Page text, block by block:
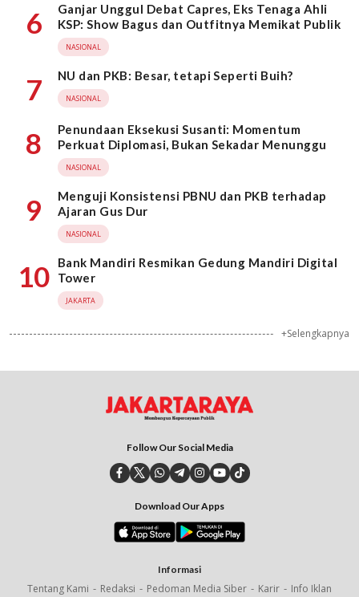
6
Ganjar Unggul Debat Capres, Eks Tenaga Ahli
KSP: Show Bagus dan Outfitnya Memikat Publik
NASIONAL
7 NU dan PKB: Besar, tetapi Seperti Buih?
NASIONAL
8
Penundaan Eksekusi Susanti: Momentum
Perkuat Diplomasi, Bukan Sekadar Menunggu
NASIONAL
9
Menguji Konsistensi PBNU dan PKB terhadap
Ajaran Gus Dur
NASIONAL
10
Bank Mandiri Resmikan Gedung Mandiri Digital
Tower
JAKARTA
+Selengkapnya
Follow Our Social Media
Download Our Apps
Informasi
Tentang Kami Redaksi Pedoman Media Siber Karir Info Iklan